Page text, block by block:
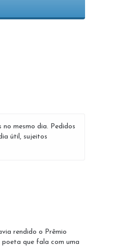
mesmo dia. Pedidos
útil, sujeitos
rendido o Prêmio
poeta que fala com uma